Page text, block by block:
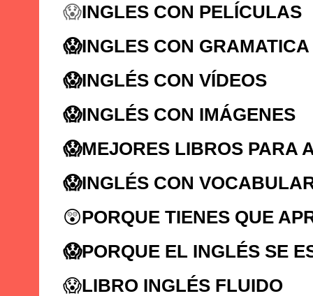
😱INGLES CON PELÍCULAS
😱INGLES CON GRAMATICA
😱INGLÉS CON VÍDEOS
😱INGLÉS CON IMÁGENES
😱MEJORES LIBROS PARA
😱INGLÉS CON
😲PORQUE TIENES QUE
😱PORQUE EL INGLÉS SE
😱LIBRO INGLÉS FLUIDO